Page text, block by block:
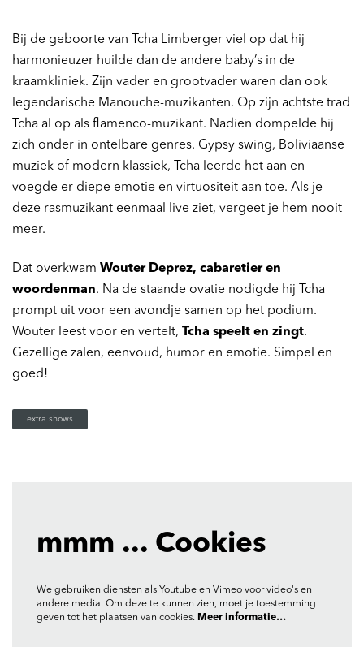
Bij de geboorte van Tcha Limberger viel op dat hij
harmonieuzer huilde dan de andere baby’s in de
kraamkliniek. Zijn vader en grootvader waren dan ook
legendarische Manouche-muzikanten. Op zijn achtste trad
Tcha al op als flamenco-muzikant. Nadien dompelde hij
zich onder in ontelbare genres. Gypsy swing, Boliviaanse
muziek of modern klassiek, Tcha leerde het aan en
voegde er diepe emotie en virtuositeit aan toe. Als je
deze rasmuzikant eenmaal live ziet, vergeet je hem nooit
meer.
Dat overkwam Wouter Deprez, cabaretier en
woordenman. Na de staande ovatie nodigde hij Tcha
prompt uit voor een avondje samen op het podium.
Wouter leest voor en vertelt, Tcha speelt en zingt.
Gezellige zalen, eenvoud, humor en emotie. Simpel en
goed!
extra shows
mmm ... Cookies
We gebruiken diensten als Youtube en Vimeo voor video's en
andere media. Om deze te kunnen zien, moet je toestemming
geven tot het plaatsen van cookies. Meer informatie…
Inzoomen